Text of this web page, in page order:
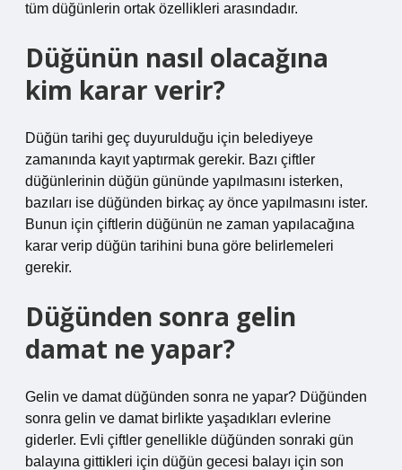
tüm düğünlerin ortak özellikleri arasındadır.
Düğünün nasıl olacağına
kim karar verir?
Düğün tarihi geç duyurulduğu için belediyeye
zamanında kayıt yaptırmak gerekir. Bazı çiftler
düğünlerinin düğün gününde yapılmasını isterken,
bazıları ise düğünden birkaç ay önce yapılmasını ister.
Bunun için çiftlerin düğünün ne zaman yapılacağına
karar verip düğün tarihini buna göre belirlemeleri
gerekir.
Düğünden sonra gelin
damat ne yapar?
Gelin ve damat düğünden sonra ne yapar? Düğünden
sonra gelin ve damat birlikte yaşadıkları evlerine
giderler. Evli çiftler genellikle düğünden sonraki gün
balayına gittikleri için düğün gecesi balayı için son